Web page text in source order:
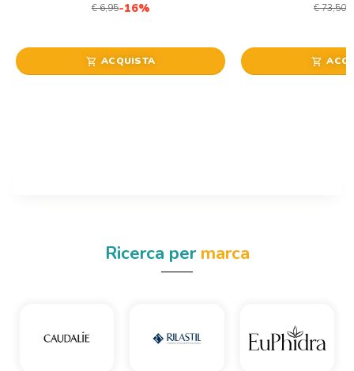
€ 6,95-16%
shopping_cart ACQUISTA
€ 73,50
shopping_cart
Ricerca permarca